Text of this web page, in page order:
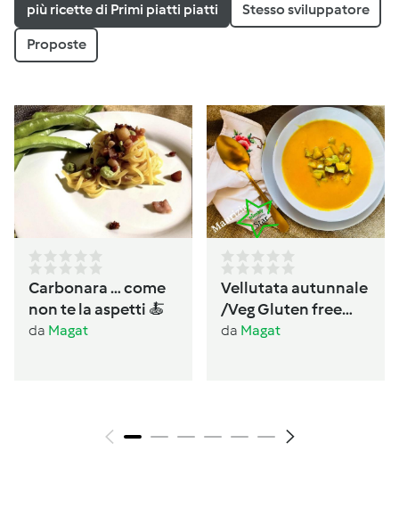
più ricette di Primi piatti piatti Stesso sviluppatore
Proposte
Carbonara … come
non te la aspetti 🍝
da Magat
Vellutata autunnale
/Veg Gluten free
Lactos free
da Magat